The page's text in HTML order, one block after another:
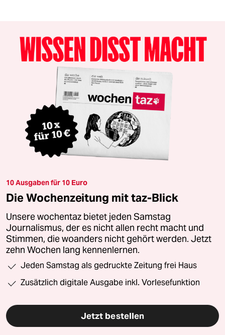
10 Ausgaben für 10 Euro
Die Wochenzeitung mit taz-Blick
Unsere wochentaz bietet jeden Samstag
Journalismus, der es nicht allen recht macht und
Stimmen, die woanders nicht gehört werden. Jetzt
zehn Wochen lang kennenlernen.
Jeden Samstag als gedruckte Zeitung frei Haus
Zusätzlich digitale Ausgabe inkl. Vorlesefunktion
Jetzt bestellen